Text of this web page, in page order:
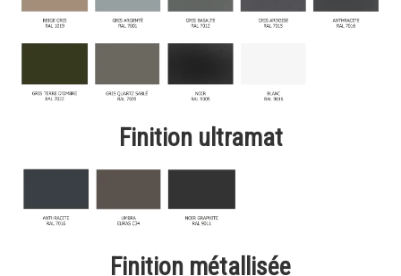
Finition ultramat
Finition métallisée